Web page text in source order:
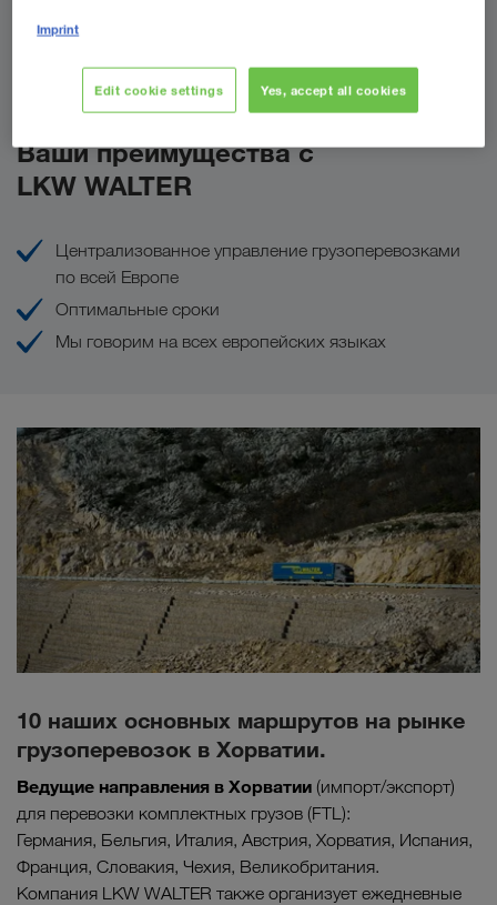
Сделать запрос
Ваши преимущества с
LKW WALTER
Централизованное управление грузоперевозками
по всей Европе
Оптимальные сроки
Мы говорим на всех европейских языках
10 наших основных маршрутов на рынке
грузоперевозок в Хорватии.
Ведущие направления в Хорватии (импорт/экспорт)
для перевозки комплектных грузов (FTL):
Германия, Бельгия, Италия, Австрия, Хорватия, Испания,
Франция, Словакия, Чехия, Великобритания.
Компания LKW WALTER также организует ежедневные
Imprint
Edit cookie settings Yes, accept all cookies